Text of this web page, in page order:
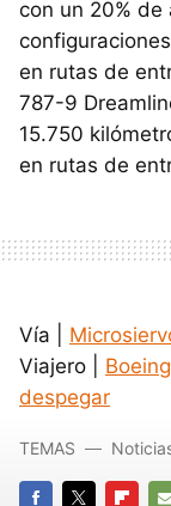
con un 20% de
en rutas de
787-9
15.750
en rutas de
Vía |
Viajero |
despegar
TEMAS